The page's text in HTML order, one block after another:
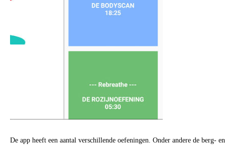
De app heeft een aantal verschillende oefeningen. Onder andere de berg-